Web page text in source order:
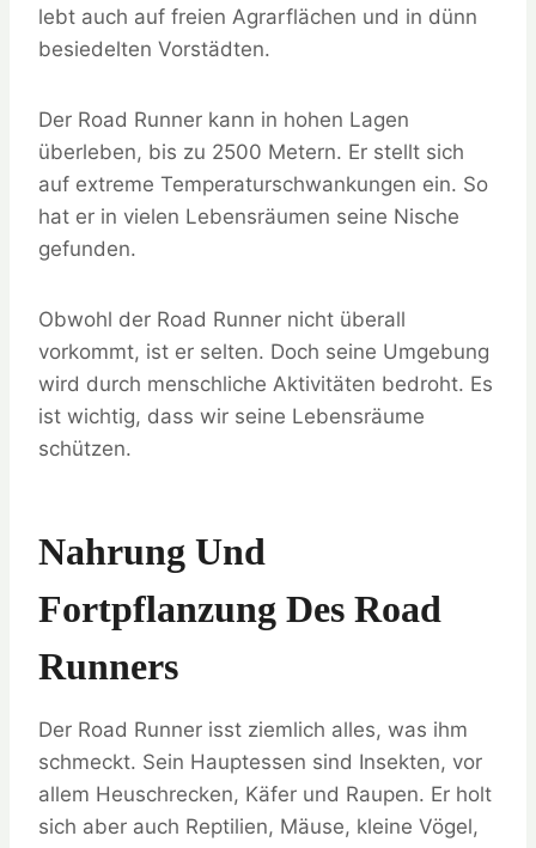
lebt auch auf freien Agrarflächen und in dünn
besiedelten Vorstädten.
Der Road Runner kann in hohen Lagen
überleben, bis zu 2500 Metern. Er stellt sich
auf extreme Temperaturschwankungen ein. So
hat er in vielen Lebensräumen seine Nische
gefunden.
Obwohl der Road Runner nicht überall
vorkommt, ist er selten. Doch seine Umgebung
wird durch menschliche Aktivitäten bedroht. Es
ist wichtig, dass wir seine Lebensräume
schützen.
Nahrung Und
Fortpflanzung Des Road
Runners
Der Road Runner isst ziemlich alles, was ihm
schmeckt. Sein Hauptessen sind Insekten, vor
allem Heuschrecken, Käfer und Raupen. Er holt
sich aber auch Reptilien, Mäuse, kleine Vögel,